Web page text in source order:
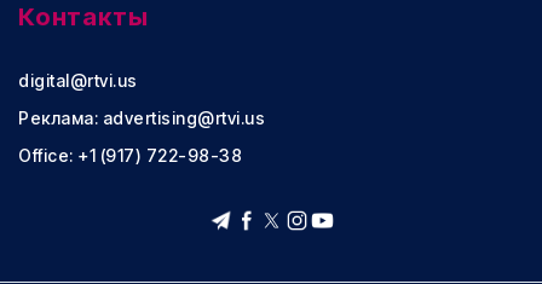
Контакты
digital@rtvi.us
Реклама: advertising@rtvi.us
Office: +1 (917) 722-98-38